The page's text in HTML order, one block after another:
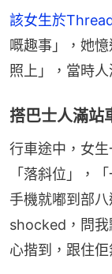
該女生於
嘅趣事」，她
照上」，當時
搭巴士人滿
行車途中，女
「落斜位」，
手機就嘟到部
shocked，問我
心揩到，跟住